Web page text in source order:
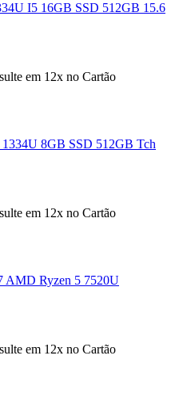
I5 16GB SSD 512GB 15.6
em 12x no Cartão
8GB SSD 512GB Tch
em 12x no Cartão
AMD Ryzen 5 7520U
em 12x no Cartão